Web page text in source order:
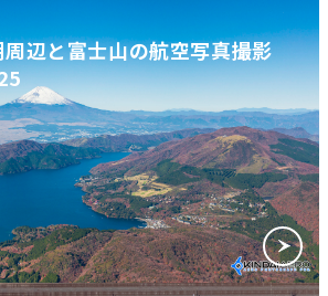
辺と富士山の航空写真撮影